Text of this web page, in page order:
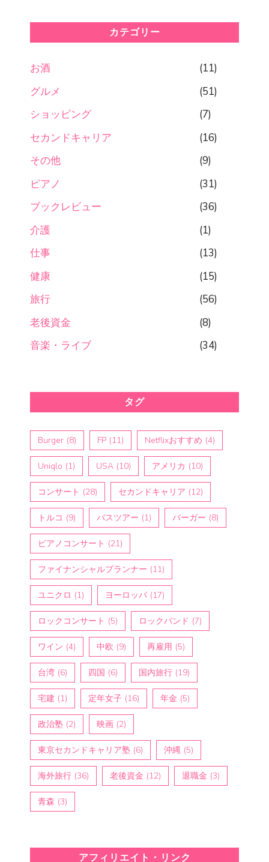
カテゴリー
お酒
(11)
グルメ
(51)
ショッピング
(7)
セカンドキャリア
(16)
その他
(9)
ピアノ
(31)
ブックレビュー
(36)
介護
(1)
仕事
(13)
健康
(15)
旅行
(56)
老後資金
(8)
音楽・ライブ
(34)
タグ
Burger (8) FP (11) Netflixおすすめ (4)
Uniqlo (1) USA (10) アメリカ (10)
コンサート (28) セカンドキャリア (12)
トルコ (9) バスツアー (1) バーガー (8)
ピアノコンサート (21)
ファイナンシャルプランナー (11)
ユニクロ (1) ヨーロッパ (17)
ロックコンサート (5) ロックバンド (7)
ワイン (4) 中欧 (9) 再雇用 (5)
台湾 (6) 四国 (6) 国内旅行 (19)
宅建 (1) 定年女子 (16) 年金 (5)
政治塾 (2) 映画 (2)
東京セカンドキャリア塾 (6) 沖縄 (5)
海外旅行 (36) 老後資金 (12) 退職金 (3)
青森 (3)
アフィリエイト・リンク